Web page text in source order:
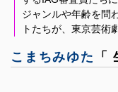
ジャンルや年齢を問
トたちが、東京芸術
こまちみゆた 「